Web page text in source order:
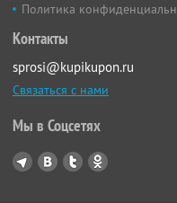
Политика
Контакты
sprosi@kupikupon.ru
Связаться с нами
Мы в Соцсетях